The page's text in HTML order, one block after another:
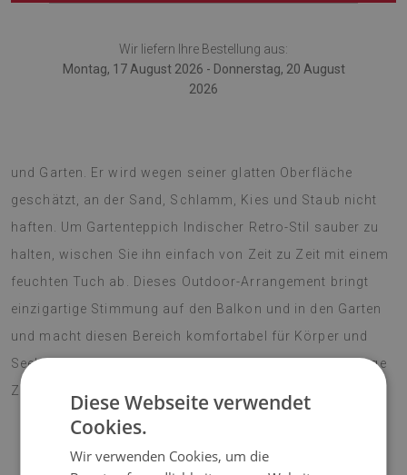
Wir liefern Ihre Bestellung aus:
Montag, 17 August 2026 - Donnerstag, 20 August
2026
und Garten. Er wird wegen seiner glatten Oberfläche
geschätzt, an der Sand, Schlamm, Kies und Staub nicht
haften. Um Gartenteppich Indischer Retro-Stil sauber zu
halten, wischen Sie ihn einfach von Zeit zu Zeit mit einem
feuchten Tuch ab. Dieses Outdoor-Arrangement bringt
einzigartige Stimmung auf den Balkon und in den Garten
und macht diesen Bereich komfortabel für Körper und
Seele. Lebendige Farben erfreuen das Auge für eine lange
Zeit. Machen Sie Ihre Terrasse zu einem Blickfang!
Vinyl verstärkt mit PES-Netz;
Diese Webseite verwendet
Cookies.
Wir verwenden Cookies, um die